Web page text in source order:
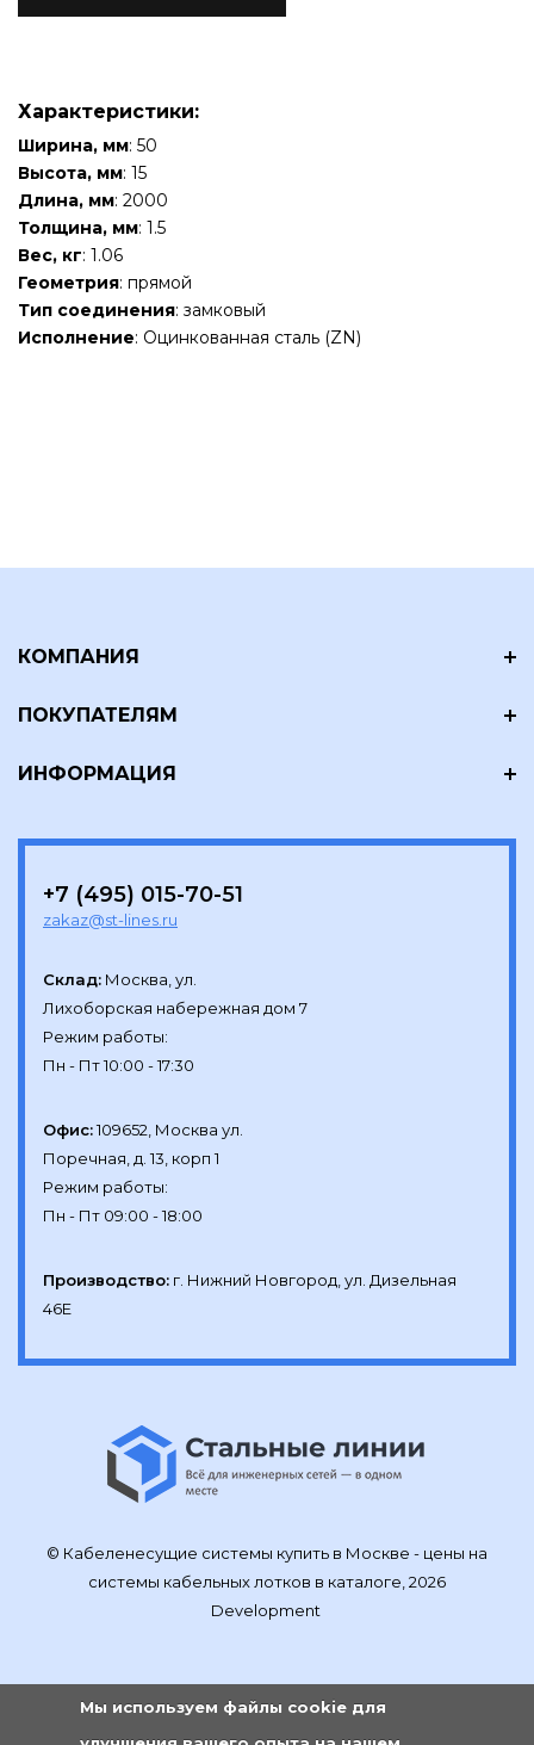
Характеристики:
Ширина, мм: 50
Высота, мм: 15
Длина, мм: 2000
Толщина, мм: 1.5
Вес, кг: 1.06
Геометрия: прямой
Тип соединения: замковый
Исполнение: Оцинкованная сталь (ZN)
КОМПАНИЯ
ПОКУПАТЕЛЯМ
ИНФОРМАЦИЯ
+7 (495) 015-70-51
zakaz@st-lines.ru
Склад: Москва, ул.
Лихоборская набережная дом 7
Режим работы:
Офис:109652, Москва ул.
Поречная, д. 13, корп 1
Режим работы:
Производство: г. Нижний Новгород, ул. Дизельная
46Е
© Кабеленесущие системы купить в Москве - цены на
системы кабельных лотков в каталоге, 2026
Development
Мы используем файлы cookie для